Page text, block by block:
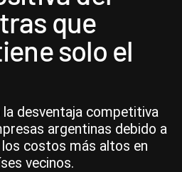
que
solo el
la desventaja competitiva
argentinas debido a
costos más altos en
vecinos.